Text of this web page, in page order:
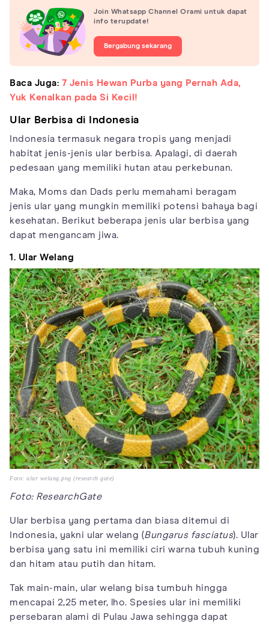
Join Whatsapp Channel Orami untuk dapat
info terupdate!
Bergabung sekarang
Baca Juga: 7 Jenis Hewan Purba yang Pernah Ada,
Yuk Kenalkan pada Si Kecil!
Ular Berbisa di Indonesia
Indonesia termasuk negara tropis yang menjadi
habitat jenis-jenis ular berbisa. Apalagi, di daerah
pedesaan yang memiliki hutan atau perkebunan.
Maka, Moms dan Dads perlu memahami beragam
jenis ular yang mungkin memiliki potensi bahaya bagi
kesehatan. Berikut beberapa jenis ular berbisa yang
dapat mengancam jiwa.
1. Ular Welang
Foto: ular welang.png (research gate)
Foto: ResearchGate
Ular berbisa yang pertama dan biasa ditemui di
Indonesia, yakni ular welang (Bungarus fasciatus). Ular
berbisa yang satu ini memiliki ciri warna tubuh kuning
dan hitam atau putih dan hitam.
Tak main-main, ular welang bisa tumbuh hingga
mencapai 2,25 meter, lho. Spesies ular ini memiliki
persebaran alami di Pulau Jawa sehingga dapat